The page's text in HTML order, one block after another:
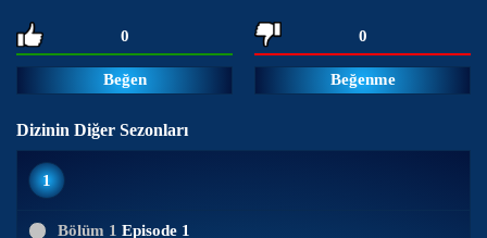
0
Beğen
0
Beğenme
Dizinin Diğer Sezonları
1
Bölüm 1 Episode 1